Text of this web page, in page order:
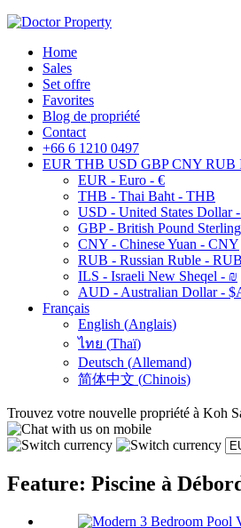
Home
Sales
Set offre
Favorites
Blog de propriété
Contact
+66 6 1210 0497
EUR THB USD GBP CNY RUB
EUR - Euro - €
THB - Thai Baht - THB
USD - United States Dollar
GBP - British Pound
CNY - Chinese Yuan - CNY
RUB - Russian Ruble - RUB
ILS - Israeli New Sheqel - ₪
AUD - Australian Dollar -
Français
English (Anglais)
ไทย (Thaï)
Deutsch (Allemand)
简体中文 (Chinois)
Trouvez votre nouvelle propriété à Koh
Feature: Piscine à